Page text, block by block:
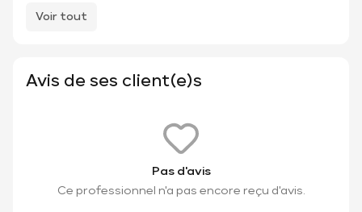
Voir tout
Avis de ses client(e)s
Pas d'avis
Ce professionnel n'a pas encore reçu d'avis.